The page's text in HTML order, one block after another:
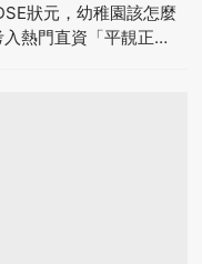
狀元，幼稚園該怎麼
熱門直資「平靚正」